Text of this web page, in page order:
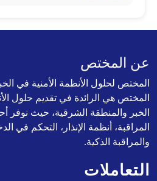
عن المختص
المختص لحلول الأنظمة الأمنية في
المختص هي الرائدة في تقديم حلول
الخبر والمنطقة الشرقية، حيث نوفر
المراقبة، أنظمة الإنذار، التحكم في
والمراقبة الذكية.
التعاملات